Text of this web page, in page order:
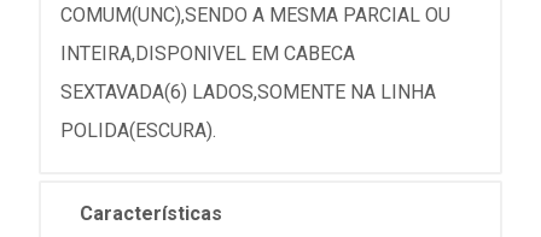
COMUM(UNC),SENDO A MESMA PARCIAL OU
INTEIRA,DISPONIVEL EM CABECA
SEXTAVADA(6) LADOS,SOMENTE NA LINHA
POLIDA(ESCURA).
Características